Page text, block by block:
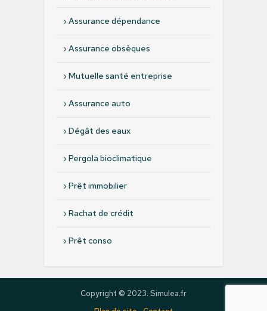
› Assurance dépendance
› Assurance obsèques
› Mutuelle santé entreprise
› Assurance auto
› Dégât des eaux
› Pergola bioclimatique
› Prêt immobilier
› Rachat de crédit
› Prêt conso
Copyright © 2023. Simulea.fr